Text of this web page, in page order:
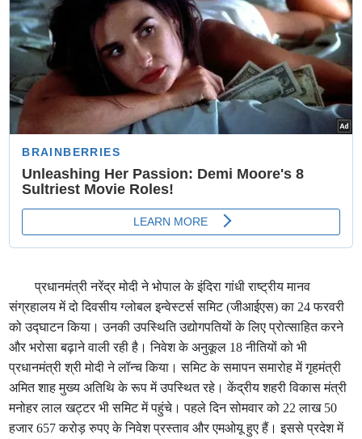
प्रधानमंत्री नरेंद्र मोदी ने भोपाल के इंदिरा गांधी राष्ट्रीय मानव
संग्रहालय में दो दिवसीय ग्लोबल इन्वेस्टर्स समिट (जीआईएस) का 24 फरवरी
को उद्घाटन किया। उनकी उपस्थिति उद्योगपतियों के लिए प्रोत्‍साहित करने
और भरोसा बढ़ाने वाली रही है। निवेश के अनुकूल 18 नीतियों को भी
प्रधानमंत्री श्री मोदी ने लॉन्‍च किया। समिट के समापन समारोह में गृहमंत्री
अमित शाह मुख्‍य अतिथि के रूप में उपस्थित रहे। केंद्रीय शहरी विकास मंत्री
मनोहर लाल खट्टर भी समिट में पहुंचे। पहले दिन सोमवार को 22 लाख 50
हजार 657 करोड़ रुपए के निवेश प्रस्ताव और एमओयू हुए हैं। इससे प्रदेश में